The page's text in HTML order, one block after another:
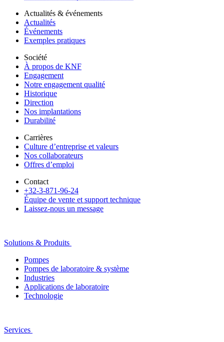
Actualités & événements
Actualités
Événements
Exemples pratiques
Société
À propos de KNF
Engagement
Notre engagement qualité
Historique
Direction
Nos implantations
Durabilité
Carrières
Culture d’entreprise et valeurs
Nos collaborateurs
Offres d’emploi
Contact
+32-3-871-96-24
Équipe de vente et support technique
Laissez-nous un message
Solutions & Produits
Pompes
Pompes de laboratoire & système
Industries
Applications de laboratoire
Technologie
Services